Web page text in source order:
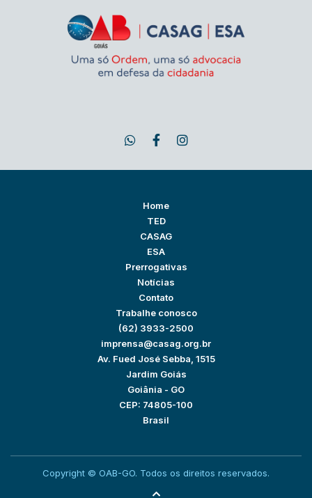
Home
TED
CASAG
ESA
Prerrogativas
Notícias
Contato
Trabalhe conosco
(62) 3933-2500
imprensa@casag.org.br
Av. Fued José Sebba, 1515
Jardim Goiás
Goiânia - GO
CEP: 74805-100
Brasil
Copyright © OAB-GO. Todos os direitos reservados.